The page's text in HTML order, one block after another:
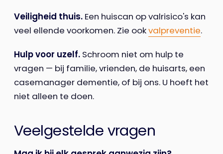
Veiligheid thuis. Een huiscan op valrisico's kan
veel ellende voorkomen. Zie ookvalpreventie.
Hulp voor uzelf. Schroom niet om hulp te
vragen — bij familie, vrienden, de huisarts, een
casemanager dementie, of bij ons. U hoeft het
niet alleen te doen.
Veelgestelde vragen